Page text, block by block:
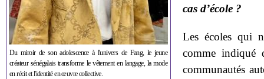
Du miroir de son adolescence à l'univers de Fang, le jeune
créateur sénégalais transforme le vêtement en langage, la mode
en récit et l'identité en œuvre collective.
cas d’école ?
Les écoles qui
comme indiqué
communautés